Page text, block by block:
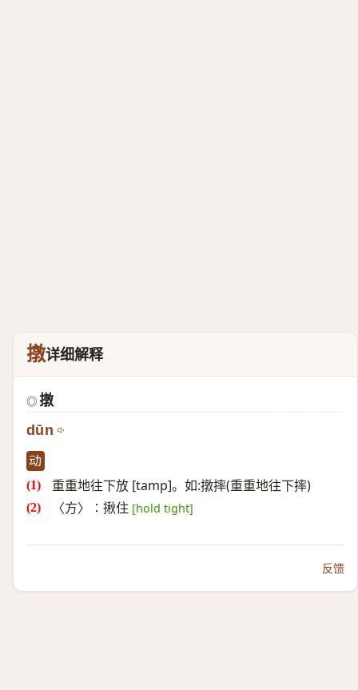
撴详细解释
◎ 撴
dūn
动
重重地往下放 [tamp]。如:撴摔(重重地往下摔)
〈方〉∶揪住 [hold tight]
反馈